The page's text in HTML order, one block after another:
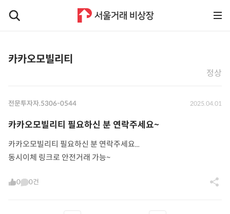
카카오모빌리티
정상
전문투자자.5306-0544 2025.04.01
카카오모빌리티 필요하신 분 연락주세요~
카카오모빌리티 필요하신 분 연락주세요...
동시이체 링크로 안전거래 가능~
0 0건